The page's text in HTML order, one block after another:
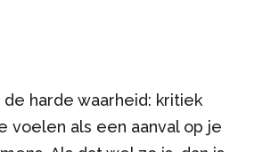
de harde waarheid: kritiek
voelen als een aanval op je